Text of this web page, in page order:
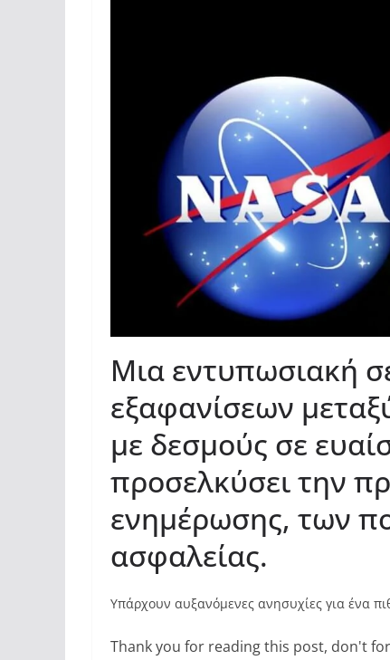
Μια εντυπωσιακή
εξαφανίσεων
με δεσμούς σε
προσελκύσει την
ενημέρωσης, των
ασφαλείας.
Υπάρχουν αυξανόμενες ανησυχίες για ένα
Thank you for reading this post, don't